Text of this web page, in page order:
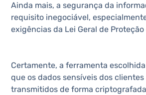
Ainda mais, a segurança da
requisito inegociável,
exigências da Lei Geral de Proteção
Certamente, a ferramenta
que os dados sensíveis dos clientes
transmitidos de forma